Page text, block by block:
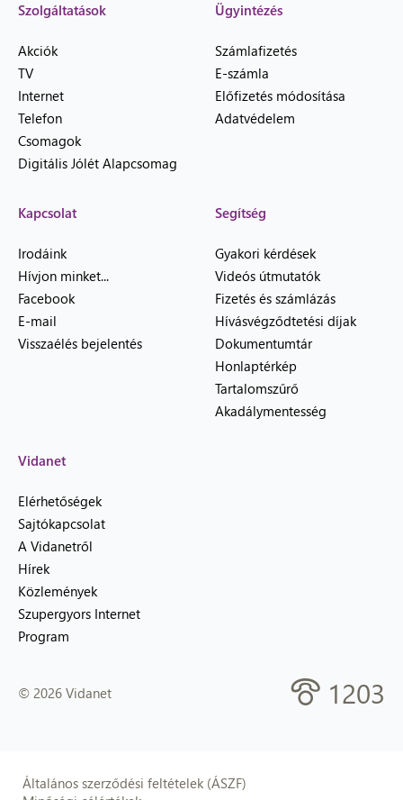
Szolgáltatások
Akciók
TV
Internet
Telefon
Csomagok
Digitális Jólét Alapcsomag
Ügyintézés
Számlafizetés
E-számla
Előfizetés módosítása
Adatvédelem
Kapcsolat
Irodáink
Hívjon minket...
Facebook
E-mail
Visszaélés bejelentés
Segítség
Gyakori kérdések
Videós útmutatók
Fizetés és számlázás
Hívásvégződtetési díjak
Dokumentumtár
Honlaptérkép
Tartalomszűrő
Akadálymentesség
Vidanet
Elérhetőségek
Sajtókapcsolat
A Vidanetről
Hírek
Közlemények
Szupergyors Internet
Program
© 2026 Vidanet 1203
Általános szerződési feltételek (ÁSZF)